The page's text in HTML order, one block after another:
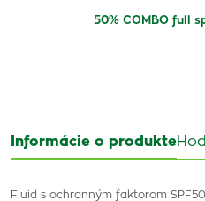
50% COMBO full
Informácie o produkte
Fluid s ochranným faktorom